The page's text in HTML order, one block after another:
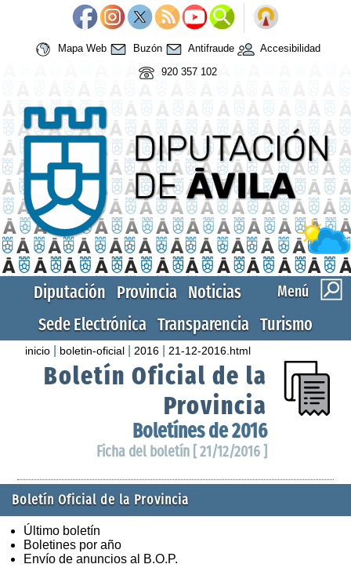
Mapa Web Buzón Antifraude
Accesibilidad
920 357 102
Menú
Diputación Provincia Noticias
Sede Electrónica Transparencia Turismo
inicio boletin-oficial 2016 21-12-2016.html
Boletín Oficial de la
Provincia
Boletínes de 2016
Ficha del boletín [ 21/12/2016 ]
Boletín Oficial de la Provincia
Último boletín
Boletines por año
Envío de anuncios al B.O.P.